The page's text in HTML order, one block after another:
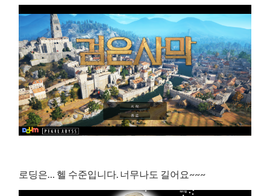
로딩은… 헬 수준입니다. 너무나도 길어요~~~